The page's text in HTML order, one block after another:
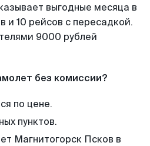
выгодные месяца в
и 10 рейсов с пересадкой.
9000 рублей
без комиссии?
по цене.
пунктов.
Магнитогорск Псков в